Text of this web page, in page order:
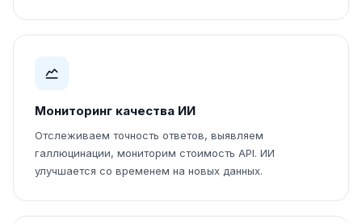
Мониторинг качества ИИ
Отслеживаем точность ответов, выявляем
галлюцинации, мониторим стоимость API. ИИ
улучшается со временем на новых данных.